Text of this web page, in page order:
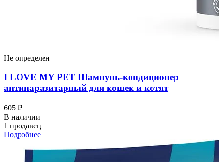
Не определен
I LOVЕ MY PET Шампунь-кондиционер
антипаразитарный для кошек и котят
605 ₽
В наличии
1 продавец
Подробнее